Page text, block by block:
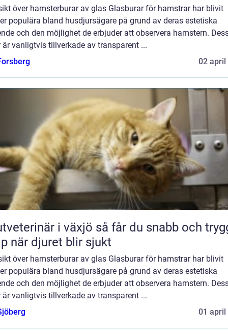
över hamsterburar av glas Glasburar för hamstrar har blivit
populära bland husdjursägare på grund av deras estetiska
och den möjlighet de erbjuder att observera hamstern.
är vanligtvis tillverkade av transparent ...
02 april
i växjö så får du snabb och trygg
när djuret blir sjukt
över hamsterburar av glas Glasburar för hamstrar har blivit
populära bland husdjursägare på grund av deras estetiska
och den möjlighet de erbjuder att observera hamstern.
är vanligtvis tillverkade av transparent ...
01 april